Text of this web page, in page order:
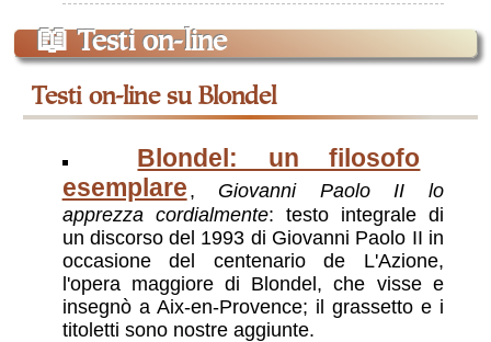
📖 Testi on-line
testi on-line su Blondel
Blondel: un filosofo
esemplare , Giovanni Paolo II lo
apprezza cordialmente: testo integrale di
un discorso del 1993 di Giovanni Paolo II in
occasione del centenario de L'Azione,
l'opera maggiore di Blondel, che visse e
insegnò a Aix-en-Provence; il grassetto e i
titoletti sono nostre aggiunte.